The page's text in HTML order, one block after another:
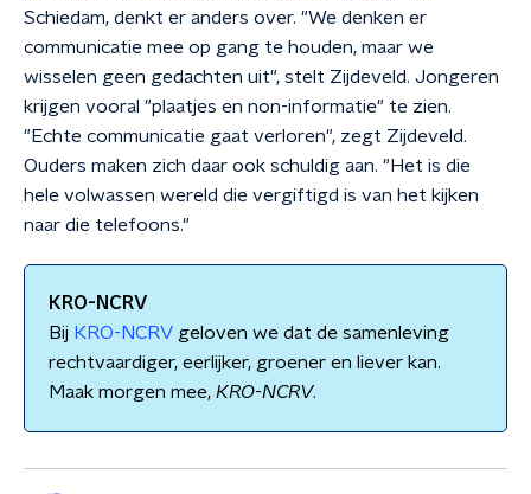
Schiedam, denkt er anders over. "We denken er
communicatie mee op gang te houden, maar we
wisselen geen gedachten uit", stelt Zijdeveld. Jongeren
krijgen vooral "plaatjes en non-informatie" te zien.
"Echte communicatie gaat verloren", zegt Zijdeveld.
Ouders maken zich daar ook schuldig aan. "Het is die
hele volwassen wereld die vergiftigd is van het kijken
naar die telefoons."
KRO-NCRV
Bij KRO-NCRV geloven we dat de samenleving
rechtvaardiger, eerlijker, groener en liever kan.
Maak morgen mee, KRO-NCRV.